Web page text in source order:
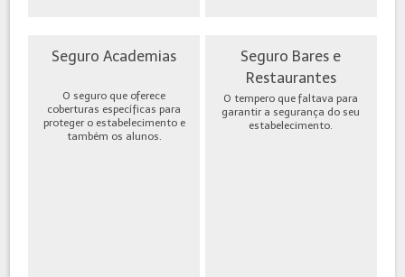
Seguro Academias
O seguro que oferece
coberturas específicas para
proteger o estabelecimento e
também os alunos.
Seguro Bares e
Restaurantes
O tempero que faltava para
garantir a segurança do seu
estabelecimento.